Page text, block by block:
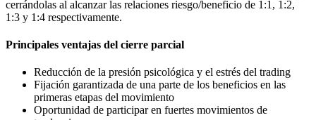
cerrándolas al alcanzar las relaciones riesgo/beneficio de 1:1, 1:2,
1:3 y 1:4 respectivamente.
Principales ventajas del cierre parcial
Reducción de la presión psicológica y el estrés del trading
Fijación garantizada de una parte de los beneficios en las
primeras etapas del movimiento
Oportunidad de participar en fuertes movimientos de